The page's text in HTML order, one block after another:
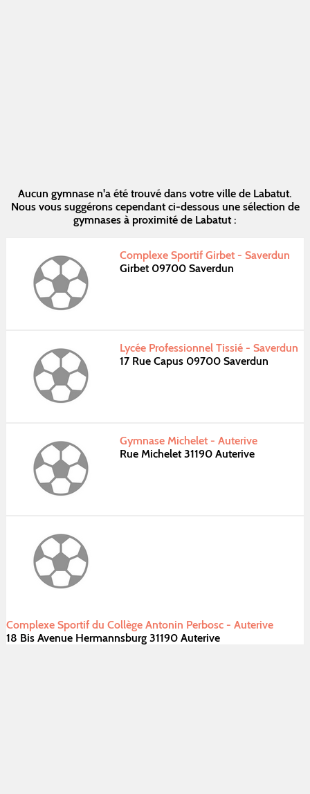
Aucun gymnase n'a été trouvé dans votre ville de Labatut.
Nous vous suggérons cependant ci-dessous une sélection de
gymnases à proximité de Labatut :
Complexe Sportif Girbet - Saverdun
Girbet 09700 Saverdun
Lycée Professionnel Tissié - Saverdun
17 Rue Capus 09700 Saverdun
Gymnase Michelet - Auterive
Rue Michelet 31190 Auterive
Complexe Sportif du Collège Antonin Perbosc - Auterive
18 Bis Avenue Hermannsburg 31190 Auterive